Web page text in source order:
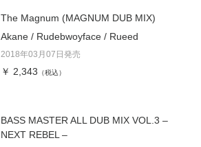
The Magnum (MAGNUM DUB MIX)
Akane / Rudebwoyface / Rueed
2018年03月07日発売
￥ 2,343 （税込）
BASS MASTER ALL DUB MIX VOL.3 –
NEXT REBEL –